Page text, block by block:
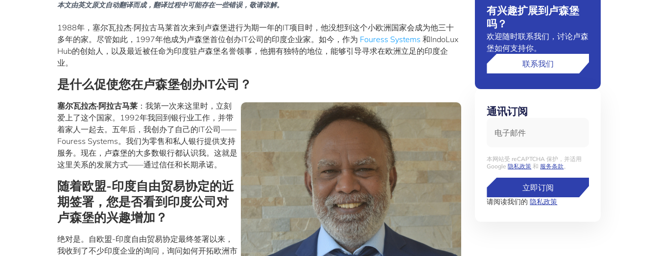
本文由英文原文自动翻译而成，翻译过程中可能存在一些错误，敬请谅解。
1988年，塞尔瓦拉杰·阿拉古马莱首次来到卢森堡进行为期一年的IT项目时，他没想到这个小欧洲国家会成为他三十
多年的家。尽管如此，1997年他成为卢森堡首位创办IT公司的印度企业家。如今，作为 Fouress Systems 和IndoLux
Hub的创始人，以及最近被任命为印度驻卢森堡名誉领事，他拥有独特的地位，能够引导寻求在欧洲立足的印度企
业。
是什么促使您在卢森堡创办IT公司？
塞尔瓦拉杰·阿拉古马莱 ：我第一次来这里时，立刻
爱上了这个国家。1992年我回到银行业工作，并带
着家人一起去。五年后，我创办了自己的IT公司——
Fouress Systems。我们为零售和私人银行提供支持
服务。现在，卢森堡的大多数银行都认识我。这就是
这里关系的发展方式——通过信任和长期承诺。
随着欧盟-印度自由贸易协定的近
期签署，您是否看到印度公司对
卢森堡的兴趣增加？
绝对是。自欧盟-印度自由贸易协定最终签署以来，
我收到了不少印度企业的询问，询问如何开拓欧洲市
有兴趣扩展到卢森堡
吗？
欢迎随时联系我们，讨论卢森
堡如何支持你。
联系我们
通讯订阅
本网站受 reCAPTCHA 保护，并适用
Google隐私政策 和 服务条款。
立即订阅
请阅读我们的隐私政策